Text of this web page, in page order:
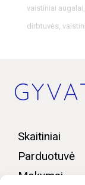
vaistiniai augalai,
dirbtuvės,
Skaitiniai
Parduotuvė
Mokymai